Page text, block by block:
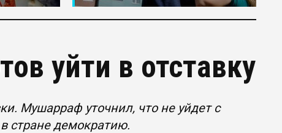
уйти в отставку
Мушарраф уточнил, что не уйдет с
в стране демократию.